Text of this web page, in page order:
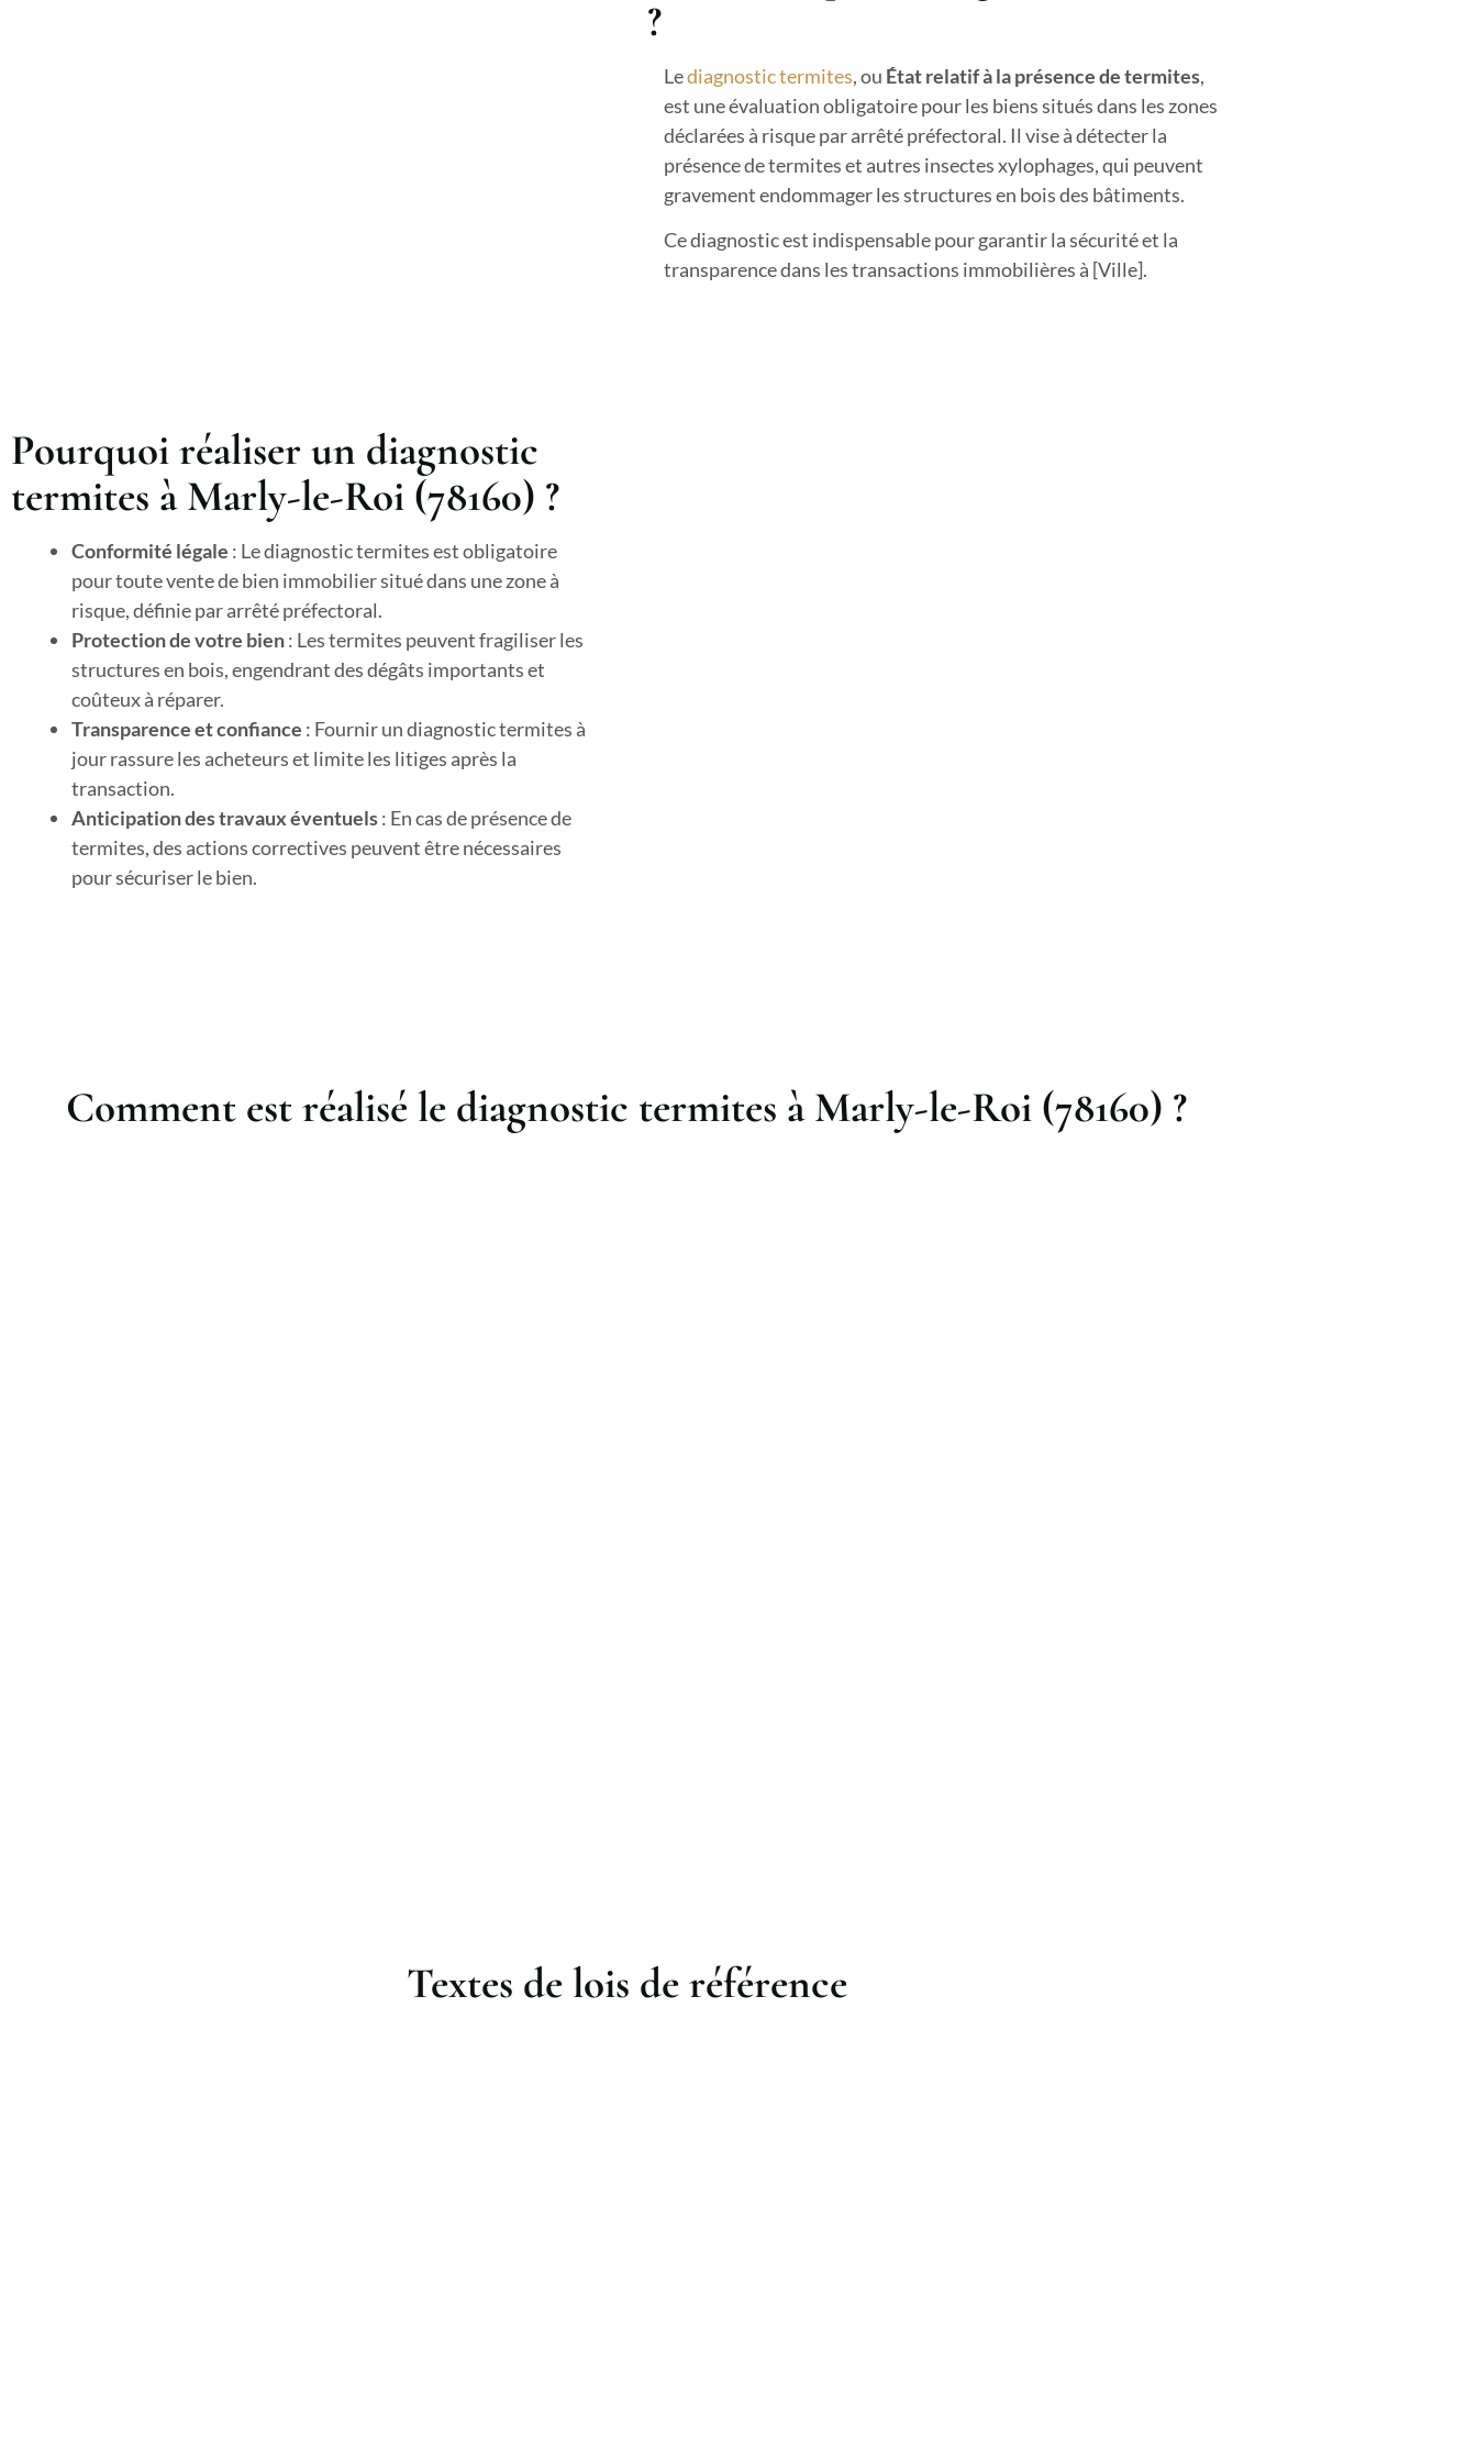
?
Lediagnostic termites, ou État relatif à la présence de termites,
est une évaluation obligatoire pour les biens situés dans les zones
déclarées à risque par arrêté préfectoral. Il vise à détecter la
présence de termites et autres insectes xylophages, qui peuvent
gravement endommager les structures en bois des bâtiments.
Ce diagnostic est indispensable pour garantir la sécurité et la
transparence dans les transactions immobilières à [Ville].
Pourquoi réaliser un diagnostic
termites à Marly-le-Roi (78160) ?
Conformité légale : Le diagnostic termites est obligatoire
pour toute vente de bien immobilier situé dans une zone à
risque, définie par arrêté préfectoral.
Protection de votre bien: Les termites peuvent fragiliser les
structures en bois, engendrant des dégâts importants et
coûteux à réparer.
Transparence et confiance : Fournir un diagnostic termites à
jour rassure les acheteurs et limite les litiges après la
transaction.
Anticipation des travaux éventuels: En cas de présence de
termites, des actions correctives peuvent être nécessaires
pour sécuriser le bien.
Comment est réalisé le diagnostic termites à Marly-le-Roi (78160) ?
Textes de lois de référence